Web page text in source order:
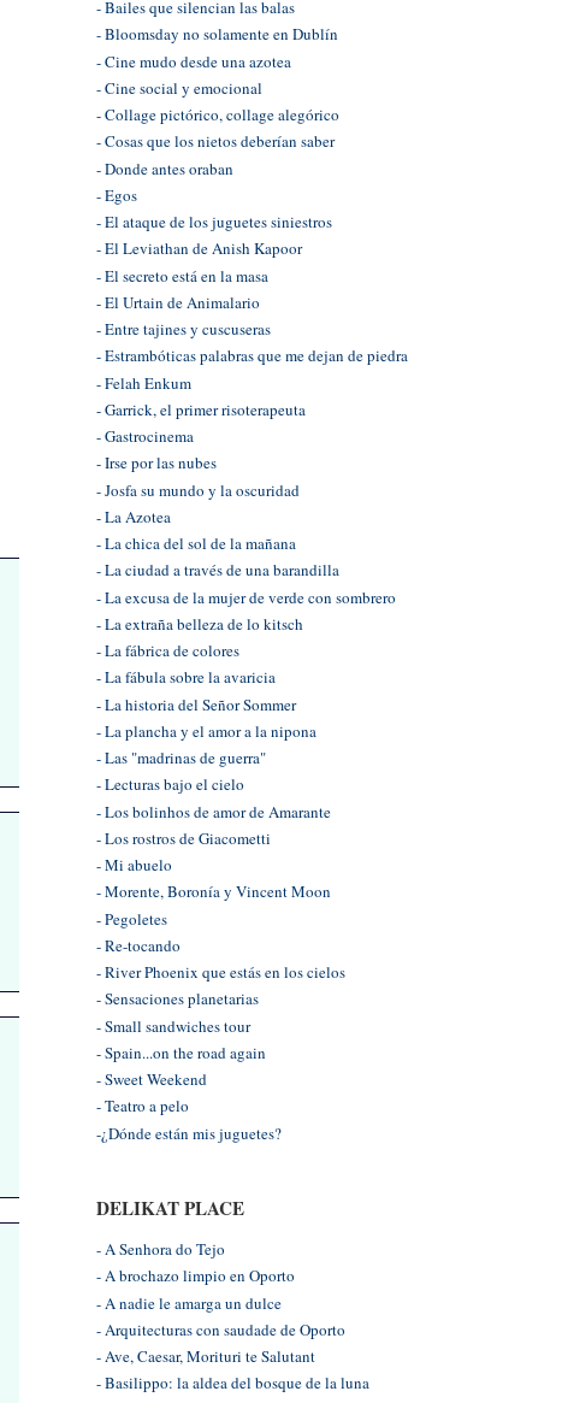
- Bailes que silencian las balas
- Bloomsday no solamente en Dublín
- Cine mudo desde una azotea
- Cine social y emocional
- Collage pictórico, collage alegórico
- Cosas que los nietos deberían saber
- Donde antes oraban
- Egos
- El ataque de los juguetes siniestros
- El Leviathan de Anish Kapoor
- El secreto está en la masa
- El Urtain de Animalario
- Entre tajines y cuscuseras
- Estrambóticas palabras que me dejan de piedra
- Felah Enkum
- Garrick, el primer risoterapeuta
- Gastrocinema
- Irse por las nubes
- Josfa su mundo y la oscuridad
- La Azotea
- La chica del sol de la mañana
- La ciudad a través de una barandilla
- La excusa de la mujer de verde con sombrero
- La extraña belleza de lo kitsch
- La fábrica de colores
- La fábula sobre la avaricia
- La historia del Señor Sommer
- La plancha y el amor a la nipona
- Las "madrinas de guerra"
- Lecturas bajo el cielo
- Los bolinhos de amor de Amarante
- Los rostros de Giacometti
- Mi abuelo
- Morente, Boronía y Vincent Moon
- Pegoletes
- Re-tocando
- River Phoenix que estás en los cielos
- Sensaciones planetarias
- Small sandwiches tour
- Spain...on the road again
- Sweet Weekend
- Teatro a pelo
-¿Dónde están mis juguetes?
DELIKAT PLACE
- A Senhora do Tejo
- A brochazo limpio en Oporto
- A nadie le amarga un dulce
- Arquitecturas con saudade de Oporto
- Ave, Caesar, Morituri te Salutant
- Basilippo: la aldea del bosque de la luna